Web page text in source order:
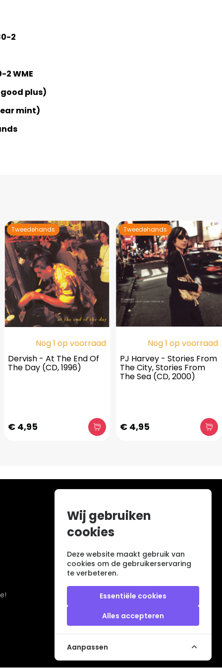
2
2 WME
good plus)
mint)
Tweedehands
Nog 1 op voorraad
Dervish - At The End Of
The Day (CD, 1996)
€ 4,95
Tweedehands
Nog 1 op voorraad
PJ Harvey - Stories From
The City, Stories From
The Sea (CD, 2000)
€ 4,95
Wij gebruiken
cookies
Deze website maakt gebruik van
cookies om de gebruikerservaring
te verbeteren.
Essentiële cookies
Alles accepteren
Aanpassen